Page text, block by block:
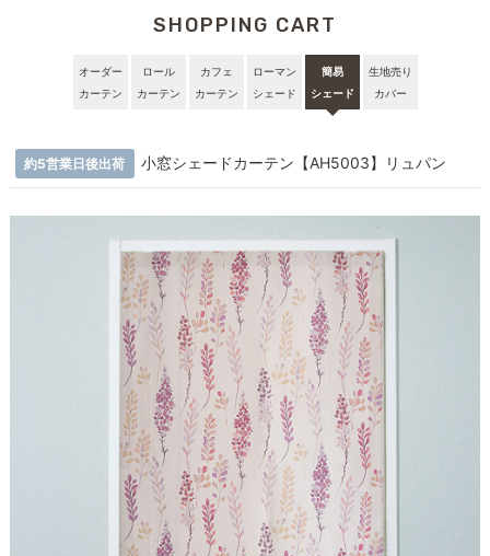
SHOPPING CART
オーダー
カーテン
ロール
カーテン
カフェ
カーテン
ローマン
シェード
簡易
シェード
生地売り
カバー
約5営業日後出荷 小窓シェードカーテン【AH5003】リュパン